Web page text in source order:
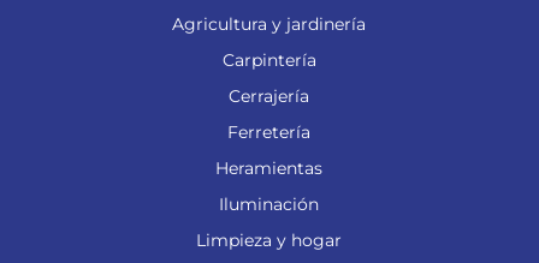
Agricultura y jardinería
Carpintería
Cerrajería
Ferretería
Heramientas
Iluminación
Limpieza y hogar